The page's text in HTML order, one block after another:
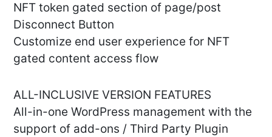
NFT token gated section of page/post
Disconnect Button
Customize end user experience for NFT
gated content access flow
ALL-INCLUSIVE VERSION FEATURES
All-in-one WordPress management with the
support of add-ons / Third Party Plugin